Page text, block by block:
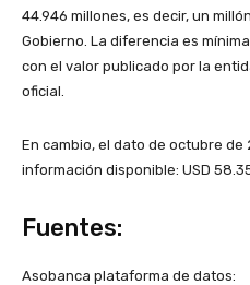
44.946 millones, es decir, un
Gobierno. La diferencia es
con el valor publicado por la
oficial.
En cambio, el dato de octubre de
información disponible: USD
Fuentes:
Asobanca plataforma de datos: